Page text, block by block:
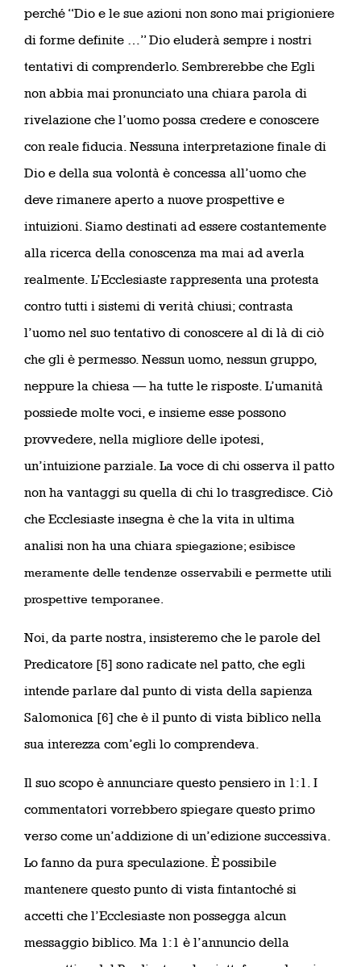
perché “Dio e le sue azioni non sono mai prigioniere
di forme definite …” Dio eluderà sempre i nostri
tentativi di comprenderlo. Sembrerebbe che Egli
non abbia mai pronunciato una chiara parola di
rivelazione che l’uomo possa credere e conoscere
con reale fiducia. Nessuna interpretazione finale di
Dio e della sua volontà è concessa all’uomo che
deve rimanere aperto a nuove prospettive e
intuizioni. Siamo destinati ad essere costantemente
alla ricerca della conoscenza ma mai ad averla
realmente. L’Ecclesiaste rappresenta una protesta
contro tutti i sistemi di verità chiusi; contrasta
l’uomo nel suo tentativo di conoscere al di là di ciò
che gli è permesso. Nessun uomo, nessun gruppo,
neppure la chiesa — ha tutte le risposte. L’umanità
possiede molte voci, e insieme esse possono
provvedere, nella migliore delle ipotesi,
un’intuizione parziale. La voce di chi osserva il patto
non ha vantaggi su quella di chi lo trasgredisce. Ciò
che Ecclesiaste insegna è che la vita in ultima
analisi non ha una chiara spiegazione; esibisce
meramente delle tendenze osservabili e permette utili
prospettive temporanee.
Noi, da parte nostra, insisteremo che le parole del
Predicatore [5] sono radicate nel patto, che egli
intende parlare dal punto di vista della sapienza
Salomonica [6] che è il punto di vista biblico nella
sua interezza com’egli lo comprendeva.
Il suo scopo è annunciare questo pensiero in 1:1. I
commentatori vorrebbero spiegare questo primo
verso come un’addizione di un’edizione successiva.
Lo fanno da pura speculazione. È possibile
mantenere questo punto di vista fintantoché si
accetti che l’Ecclesiaste non possegga alcun
messaggio biblico. Ma 1:1 è l’annuncio della